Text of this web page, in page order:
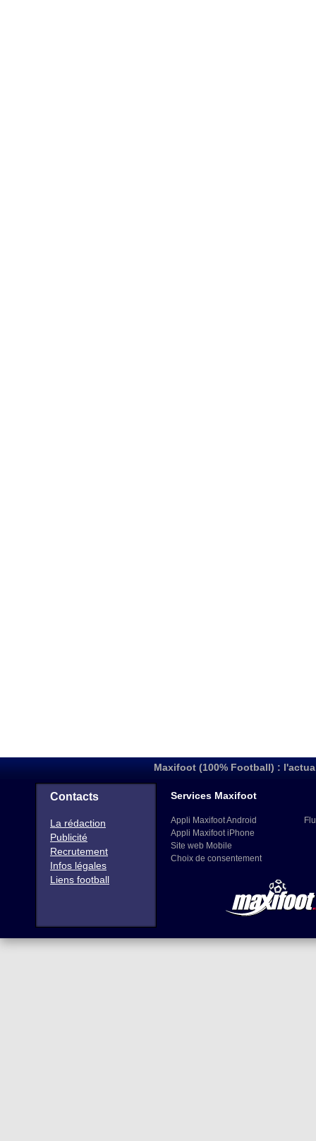
Maxifoot (100% Football) :
Contacts
La rédaction
Publicité
Recrutement
Infos légales
Liens football
Services Maxifoot
Appli Maxifoot Android
Appli Maxifoot iPhone
Site web Mobile
Choix de consentement